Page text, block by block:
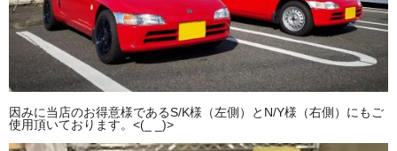
因みに当店のお得意様であるS/K様（左側）とN/Y様（右側）にもご
使用頂いております。<(_ _)>